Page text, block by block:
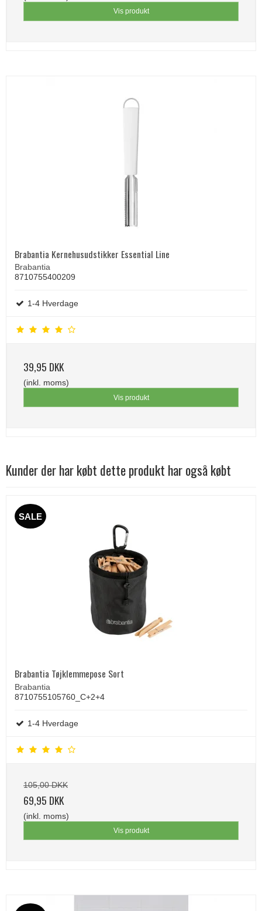
Vis produkt
Brabantia Kernehusudstikker Essential Line
Brabantia
8710755400209
1-4 Hverdage
39,95 DKK
(inkl. moms)
Vis produkt
Kunder der har købt dette produkt har også købt
SALE
Brabantia Tøjklemmepose Sort
Brabantia
8710755105760_C+2+4
1-4 Hverdage
105,00 DKK
69,95 DKK
(inkl. moms)
Vis produkt